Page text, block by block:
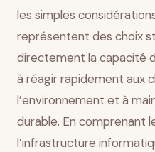
les simples
représentent des choix
directement la capacité
à réagir rapidement aux
l’environnement et à
durable. En comprenant
l’infrastructure